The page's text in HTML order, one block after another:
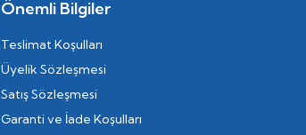
Önemli Bilgiler
Teslimat Koşulları
Üyelik Sözleşmesi
Satış Sözleşmesi
Garanti ve İade Koşulları